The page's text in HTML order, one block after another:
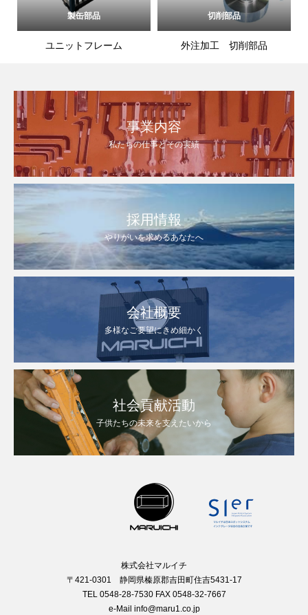
製缶部品
ユニットフレーム
切削部品
外注加工 切削部品
事業内容
私たちの仕事とその実績
採用情報
やりがいを求めるあなたへ
会社概要
多様なご要望にきめ細かく
社会貢献活動
子供たちの未来を支えたいから
株式会社マルイチ
〒421-0301 静岡県榛原郡吉田町住吉5431-17
TEL 0548-28-7530 FAX 0548-32-7667
e-Mail info@maru1.co.jp